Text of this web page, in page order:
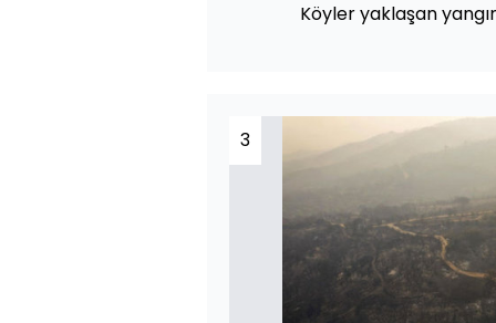
Köyler yaklaşan
3